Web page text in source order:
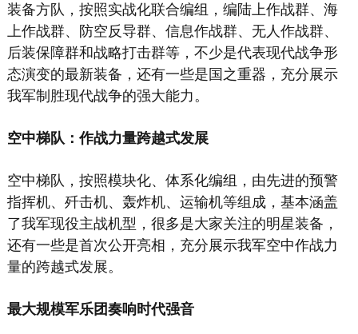
装备方队，按照实战化联合编组，编陆上作战群、海
上作战群、防空反导群、信息作战群、无人作战群、
后装保障群和战略打击群等，不少是代表现代战争形
态演变的最新装备，还有一些是国之重器，充分展示
我军制胜现代战争的强大能力。
空中梯队：作战力量跨越式发展
空中梯队，按照模块化、体系化编组，由先进的预警
指挥机、歼击机、轰炸机、运输机等组成，基本涵盖
了我军现役主战机型，很多是大家关注的明星装备，
还有一些是首次公开亮相，充分展示我军空中作战力
量的跨越式发展。
最大规模军乐团奏响时代强音